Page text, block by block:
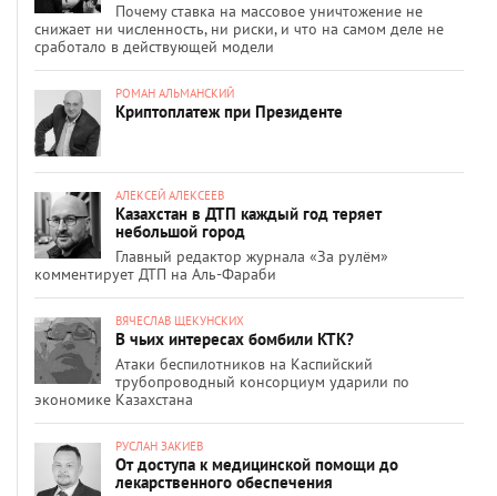
Почему ставка на массовое уничтожение не
снижает ни численность, ни риски, и что на самом деле не
сработало в действующей модели
РОМАН АЛЬМАНСКИЙ
Криптоплатеж при Президенте
АЛЕКСЕЙ АЛЕКСЕЕВ
Казахстан в ДТП каждый год теряет
небольшой город
Главный редактор журнала «За рулём»
комментирует ДТП на Аль-Фараби
ВЯЧЕСЛАВ ЩЕКУНСКИХ
В чьих интересах бомбили КТК?
Атаки беспилотников на Каспийский
трубопроводный консорциум ударили по
экономике Казахстана
РУСЛАН ЗАКИЕВ
От доступа к медицинской помощи до
лекарственного обеспечения